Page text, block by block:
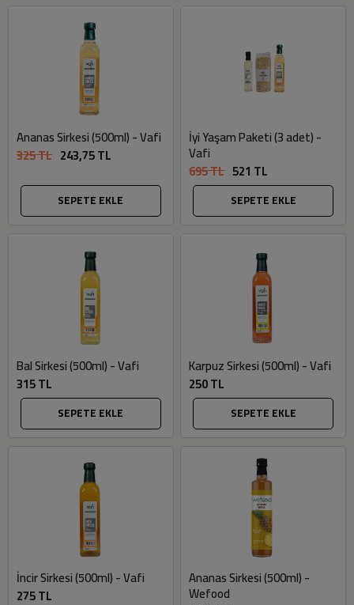
Ananas Sirkesi (500ml) - Vafi
325 TL 243,75 TL
SEPETE EKLE
İyi Yaşam Paketi (3 adet) -
Vafi
695 TL 521 TL
SEPETE EKLE
Bal Sirkesi (500ml) - Vafi
315 TL
SEPETE EKLE
Karpuz Sirkesi (500ml) - Vafi
250 TL
SEPETE EKLE
İncir Sirkesi (500ml) - Vafi
275 TL
Ananas Sirkesi (500ml) -
Wefood